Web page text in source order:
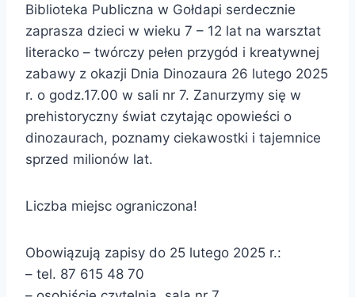
Biblioteka Publiczna w Gołdapi serdecznie
zaprasza dzieci w wieku 7 – 12 lat na warsztat
literacko – twórczy pełen przygód i kreatywnej
zabawy z okazji Dnia Dinozaura 26 lutego 2025
r. o godz.17.00 w sali nr 7. Zanurzymy się w
prehistoryczny świat czytając opowieści o
dinozaurach, poznamy ciekawostki i tajemnice
sprzed milionów lat.
Liczba miejsc ograniczona!
Obowiązują zapisy do 25 lutego 2025 r.:
– tel. 87 615 48 70